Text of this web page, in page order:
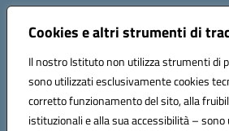
Cookies e altri strumenti di
Il nostro Istituto non utilizza strumenti di
sono utilizzati esclusivamente cookies
corretto funzionamento del sito, alla
istituzionali e alla sua accessibilità –
Indirizzo:
Centralino:0881636571 Email:
Codice fiscale: 80031370713
Codice meccanografico:
FGPS040004
Codice Indice delle Pubbliche Amministrazioni